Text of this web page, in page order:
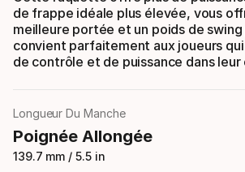
de frappe idéale plus élevée, vous
meilleure portée et un poids de swing
convient parfaitement aux joueurs
de contrôle et de puissance dans leur
Longueur Du Manche
Poignée Allongée
139.7 mm / 5.5 in